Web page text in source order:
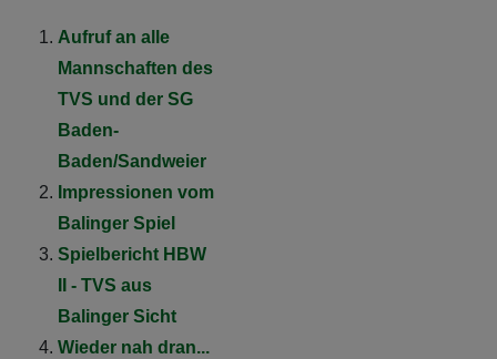
Aufruf an alle
Mannschaften des
TVS und der SG
Baden-
Baden/Sandweier
Impressionen vom
Balinger Spiel
Spielbericht HBW
II - TVS aus
Balinger Sicht
Wieder nah dran...